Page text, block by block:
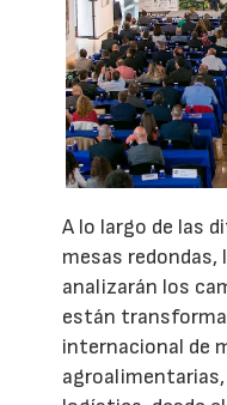
A lo largo de las
mesas
analizarán los
están
internacional de
agroalimentarias,